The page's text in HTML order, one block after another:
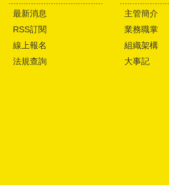
最新消息
RSS訂閱
線上報名
法規查詢
主管簡介
業務職掌
組織架構
大事記